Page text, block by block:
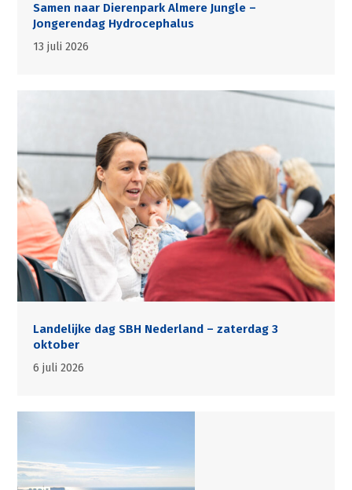
Samen naar Dierenpark Almere Jungle –
Jongerendag Hydrocephalus
13 juli 2026
Landelijke dag SBH Nederland – zaterdag 3
oktober
6 juli 2026